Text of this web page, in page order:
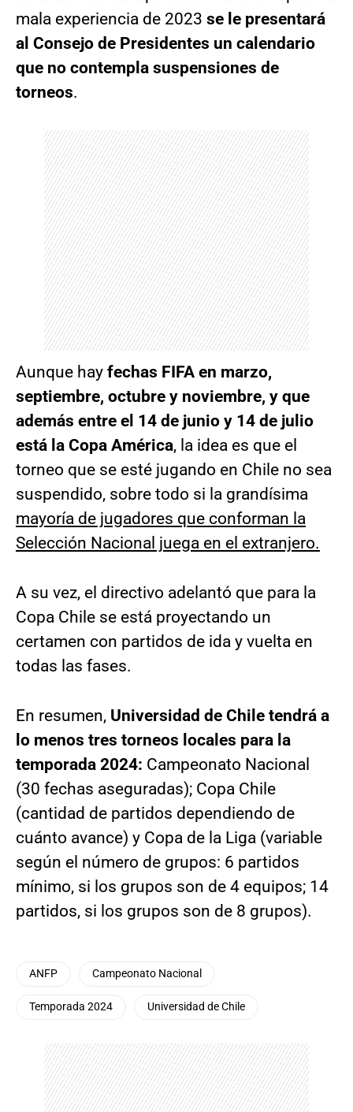
mala experiencia de 2023 se le presentará
al Consejo de Presidentes un calendario
que no contempla suspensiones de
torneos.
Aunque hay fechas FIFA en marzo,
septiembre, octubre y noviembre, y que
además entre el 14 de junio y 14 de julio
está la Copa América, la idea es que el
torneo que se esté jugando en Chile no sea
suspendido, sobre todo si la grandísima
mayoría de jugadores que conforman la
Selección Nacional juega en el extranjero.
A su vez, el directivo adelantó que para la
Copa Chile se está proyectando un
certamen con partidos de ida y vuelta en
todas las fases.
En resumen, Universidad de Chile tendrá a
lo menos tres torneos locales para la
temporada 2024: Campeonato Nacional
(30 fechas aseguradas); Copa Chile
(cantidad de partidos dependiendo de
cuánto avance) y Copa de la Liga (variable
según el número de grupos: 6 partidos
mínimo, si los grupos son de 4 equipos; 14
partidos, si los grupos son de 8 grupos).
ANFP Campeonato Nacional
Temporada 2024 Universidad de Chile